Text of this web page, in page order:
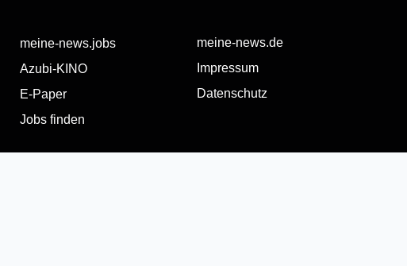
meine-news.jobs
Azubi-KINO
E-Paper
Jobs finden
meine-news.de
Impressum
Datenschutz